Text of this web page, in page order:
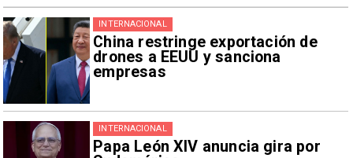
China restringe exportación de
drones a EEUU y sanciona
empresas
INTERNACIONAL
Papa León XIV anuncia gira por
INTERNACIONAL